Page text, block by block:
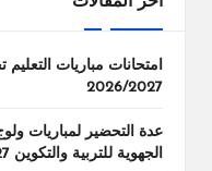
امتحانات مباريات
2026/2027
عدة التحضير لمباريات
الجهوية للتربية والتكوين 2026/2027